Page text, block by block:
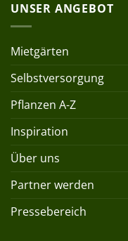
UNSER ANGEBOT
Mietgärten
Selbstversorgung
Pflanzen A-Z
Inspiration
Über uns
Partner werden
Pressebereich